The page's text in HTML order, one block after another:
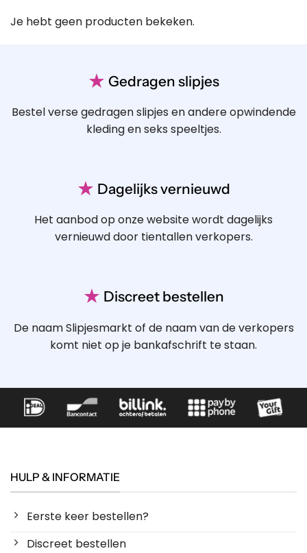
Je hebt geen producten bekeken.
★ Gedragen slipjes
Bestel verse gedragen slipjes en andere opwindende
kleding en seks speeltjes.
★ Dagelijks vernieuwd
Het aanbod op onze website wordt dagelijks
vernieuwd door tientallen verkopers.
★ Discreet bestellen
De naam Slipjesmarkt of de naam van de verkopers
komt niet op je bankafschrift te staan.
HULP & INFORMATIE
Eerste keer bestellen?
Discreet bestellen